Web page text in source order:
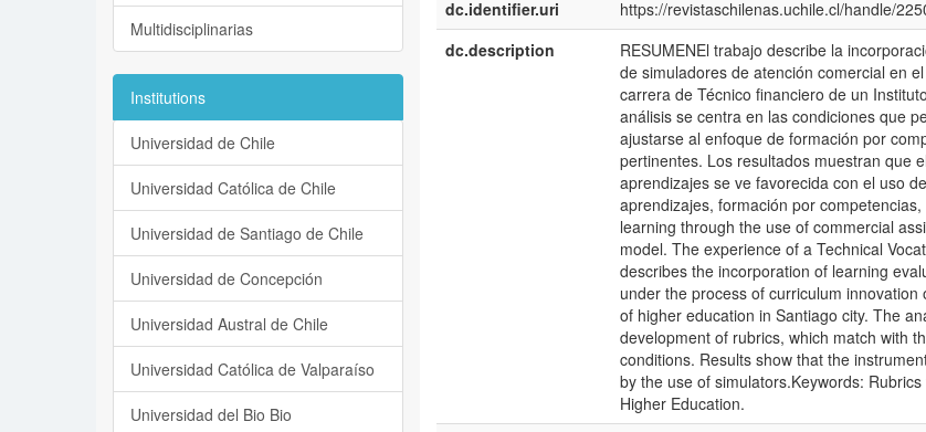
dc.identifier.uri
https://revistaschilenas.uchile.cl/handle/
dc.description
RESUMENEl trabajo describe la
de simuladores de atención comercial en
carrera de Técnico financiero de un
análisis se centra en las condiciones que
ajustarse al enfoque de formación por
pertinentes. Los resultados muestran que
aprendizajes se ve favorecida con el uso
aprendizajes, formación por
learning through the use of commercial
model. The experience of a Technical
describes the incorporation of learning
under the process of curriculum
of higher education in Santiago city. The
development of rubrics, which match with
conditions. Results show that the
by the use of simulators.Keywords:
Higher Education.
Multidisciplinarias
Institutions
Universidad de Chile
Universidad Católica de Chile
Universidad de Santiago de Chile
Universidad de Concepción
Universidad Austral de Chile
Universidad Católica de Valparaíso
Universidad del Bio Bio